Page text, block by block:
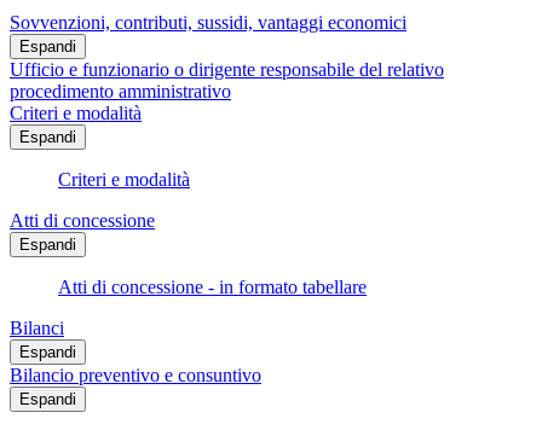
Sovvenzioni, contributi, sussidi, vantaggi economici
Espandi
Ufficio e funzionario o dirigente responsabile del relativo
procedimento amministrativo
Criteri e modalità
Espandi
Criteri e modalità
Atti di concessione
Espandi
Atti di concessione - in formato tabellare
Bilanci
Espandi
Bilancio preventivo e consuntivo
Espandi